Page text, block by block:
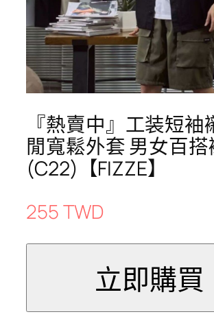
『熱賣中』工装短袖
閒寬鬆外套 男女百搭
(C22)【FIZZE】
255 TWD